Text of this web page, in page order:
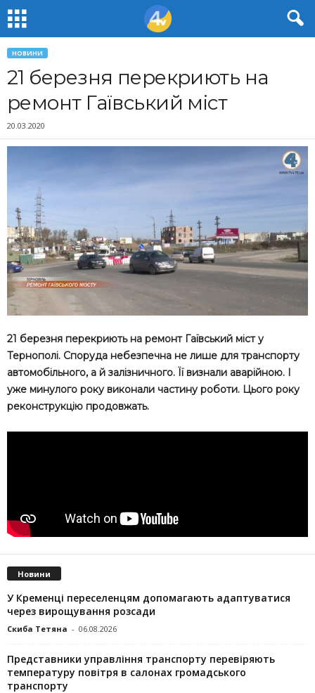
НОВИНИ
21 березня перекриють на
ремонт Гаївський міст
20.03.2020
21 березня перекриють на ремонт Гаївський міст у
Тернополі. Споруда небезпечна не лише для транспорту
автомобільного, а й залізничного. Її визнали аварійною. І
уже минулого року виконали частину роботи. Цього року
реконструкцію продовжать.
Новини
У Кременці переселенцям допомагають адаптуватися
через вирощування розсади
Скиба Тетяна - 06.08.2026
Представники управління транспорту перевіряють
температуру повітря в салонах громадського
транспорту